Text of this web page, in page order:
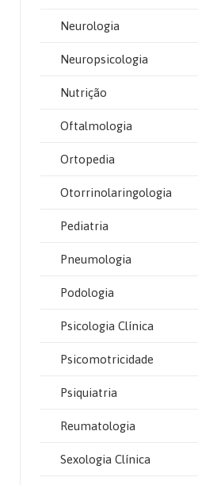
Neurologia
Neuropsicologia
Nutrição
Oftalmologia
Ortopedia
Otorrinolaringologia
Pediatria
Pneumologia
Podologia
Psicologia Clínica
Psicomotricidade
Psiquiatria
Reumatologia
Sexologia Clínica